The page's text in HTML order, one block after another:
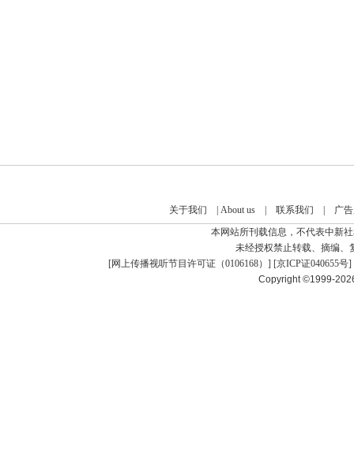
关于我们 About us| 联系我们
广
本网站所刊载信息，不代表中新
未经授权禁止转载、摘编、
[网上传播视听节目许可证（0106168） ] [京ICP证040655号]
Copyright ©1999-